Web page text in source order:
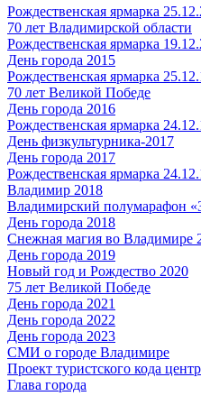
Рождественская ярмарка
70 лет Владимирской области
Рождественская ярмарка
День города 2015
Рождественская ярмарка
70 лет Великой Победе
День города 2016
Рождественская ярмарка
День физкультурника-2017
День города 2017
Рождественская ярмарка
Владимир 2018
Владимирский полумарафон
День города 2018
Снежная магия во Владимире
День города 2019
Новый год и Рождество 2020
75 лет Великой Победе
День города 2021
День города 2022
День города 2023
СМИ о городе Владимире
Проект туристского кода
Глава города